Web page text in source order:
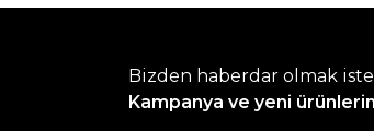
Bizden haberdar olmak
Kampanya ve yeni